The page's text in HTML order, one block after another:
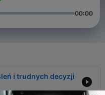
00:00
i trudnych decyzji